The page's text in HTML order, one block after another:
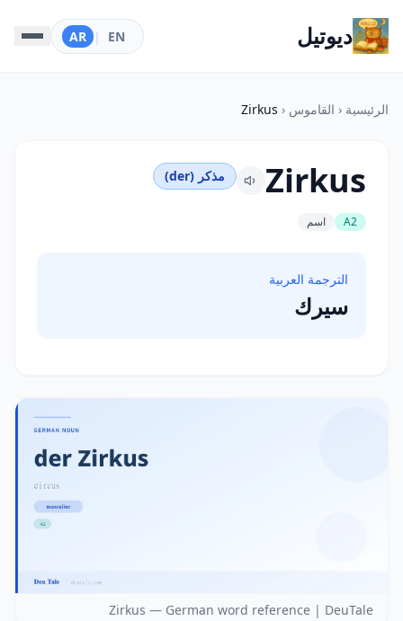
ديوتيل EN
|
AR
الرئيسية ‹ القاموس ‹
Zirkus
Zirkus مذكر (der)
A2 اسم
الترجمة العربية
سيرك
Zirkus — German word reference | DeuTale